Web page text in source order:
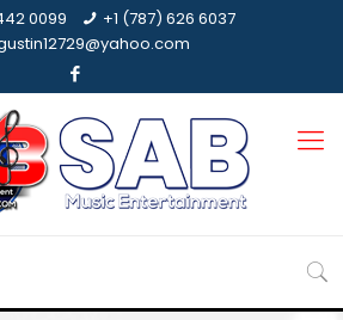
0099
+1 (787) 626 6037